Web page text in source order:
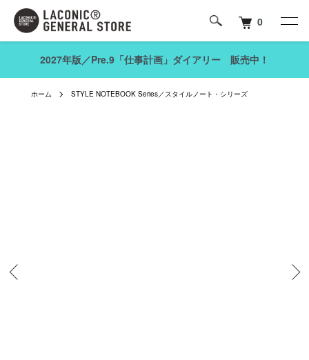
0
2027年版／Pre.9「仕事計画」ダイアリー 販売中！
ホーム STYLE NOTEBOOK Series／スタイルノート・シリーズ